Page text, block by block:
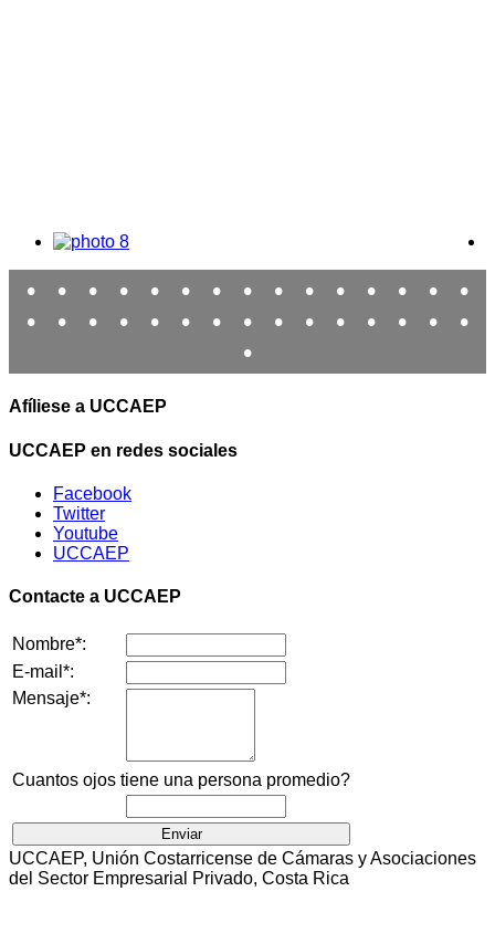
• • • • • • • • • • • • • •
•
•
• • • • • • • • • • • • •
•
•
Afíliese a UCCAEP
UCCAEP en redes sociales
Facebook
Twitter
Youtube
UCCAEP
Contacte a UCCAEP
Nombre*:
E-mail*:
Mensaje*:
Cuantos ojos tiene una persona promedio?
UCCAEP, Unión Costarricense de Cámaras y Asociaciones
del Sector Empresarial Privado, Costa Rica